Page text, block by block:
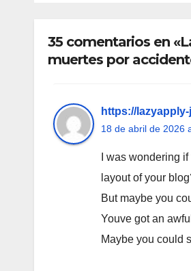
35 comentarios en
muertes por
https://
18 de abril de 2026
I was wondering
layout of your
But maybe you
Youve got an
Maybe you could